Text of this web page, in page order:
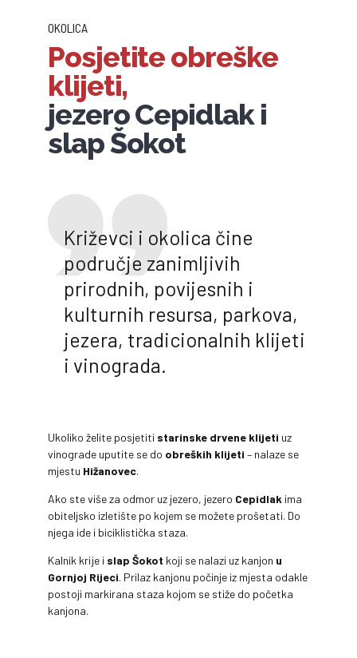
OKOLICA
Posjetite obreške
klijeti,
jezero Cepidlak i
slap Šokot
Križevci i okolica čine
područje zanimljivih
prirodnih, povijesnih i
kulturnih resursa, parkova,
jezera, tradicionalnih klijeti
i vinograda.
Ukoliko želite posjetiti starinske drvene klijeti uz
vinograde uputite se do obreških klijeti – nalaze se
mjestu Hižanovec.
Ako ste više za odmor uz jezero, jezero Cepidlak ima
obiteljsko izletište po kojem se možete prošetati. Do
njega ide i biciklistička staza.
Kalnik krije i slap Šokot koji se nalazi uz kanjon u
Gornjoj Rijeci. Prilaz kanjonu počinje iz mjesta odakle
postoji markirana staza kojom se stiže do početka
kanjona.